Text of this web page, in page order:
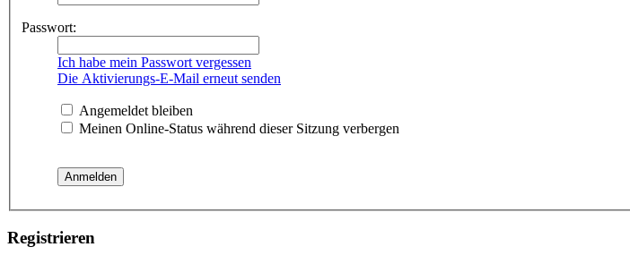
Passwort:
Ich habe mein Passwort vergessen
Die Aktivierungs-E-Mail erneut senden
Angemeldet bleiben
Meinen Online-Status während dieser Sitzung verbergen
Registrieren